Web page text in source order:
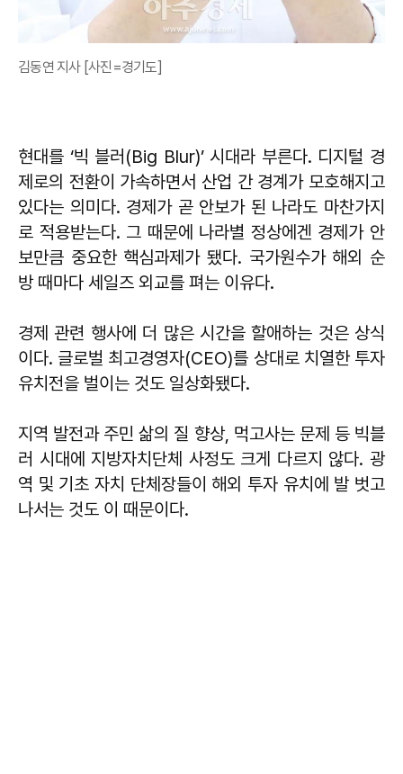
김동연 지사 [사진=경기도]
현대를 ‘빅 블러(Big Blur)’ 시대라 부른다. 디지털 경
제로의 전환이 가속하면서 산업 간 경계가 모호해지고
있다는 의미다. 경제가 곧 안보가 된 나라도 마찬가지
로 적용받는다. 그 때문에 나라별 정상에겐 경제가 안
보만큼 중요한 핵심과제가 됐다. 국가원수가 해외 순
방 때마다 세일즈 외교를 펴는 이유다.
경제 관련 행사에 더 많은 시간을 할애하는 것은 상식
이다. 글로벌 최고경영자(CEO)를 상대로 치열한 투자
유치전을 벌이는 것도 일상화됐다.
지역 발전과 주민 삶의 질 향상, 먹고사는 문제 등 빅블
러 시대에 지방자치단체 사정도 크게 다르지 않다. 광
역 및 기초 자치 단체장들이 해외 투자 유치에 발 벗고
나서는 것도 이 때문이다.